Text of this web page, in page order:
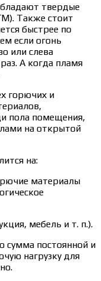
твердые
Также стоит
быстрее по
если огонь
или слева
А когда пламя
горючих и
пола помещения,
на открытой
на:
материалы
мебель и т. п.).
сумма постоянной и
нагрузку для